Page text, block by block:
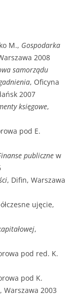
M., Gospodarka
2008
samorządu
, Oficyna
2007
księgowe,
pod E.
publiczne w
, Difin, Warszawa
ujęcie,
,
pod red. K.
pod K.
Warszawa 2003